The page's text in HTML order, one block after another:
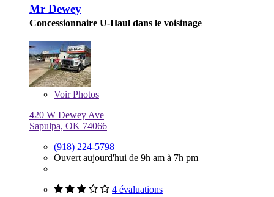
Mr Dewey
Concessionnaire U-Haul dans le voisinage
VoirPhotos
420 W Dewey Ave
Sapulpa, OK 74066
(918) 224-5798
Ouvert aujourd'hui de 9h am à 7h pm
4 évaluations